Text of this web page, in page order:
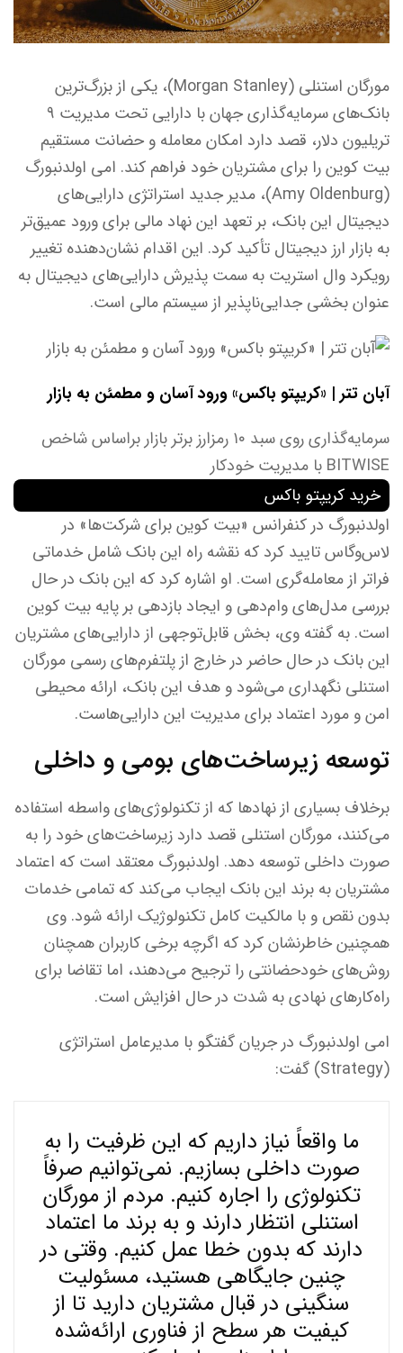
مورگان استنلی (Morgan Stanley)، یکی از بزرگ‌ترین
بانک‌های سرمایه‌گذاری جهان با دارایی تحت مدیریت ۹
تریلیون دلار، قصد دارد امکان معامله و حضانت مستقیم
بیت کوین را برای مشتریان خود فراهم کند. امی اولدنبورگ
(Amy Oldenburg)، مدیر جدید استراتژی دارایی‌های
دیجیتال این بانک، بر تعهد این نهاد مالی برای ورود عمیق‌تر
به بازار ارز دیجیتال تأکید کرد. این اقدام نشان‌دهنده تغییر
رویکرد وال استریت به سمت پذیرش دارایی‌های دیجیتال به
عنوان بخشی جدایی‌ناپذیر از سیستم مالی است.
آبان تتر | «کریپتو باکس» ورود آسان و مطمئن به بازار
سرمایه‌گذاری روی سبد ۱۰ رمزارز برتر بازار براساس شاخص
BITWISE با مدیریت خودکار
خرید کریپتو باکس
اولدنبورگ در کنفرانس «بیت کوین برای شرکت‌ها» در
لاس‌وگاس تایید کرد که نقشه راه این بانک شامل خدماتی
فراتر از معامله‌گری است. او اشاره کرد که این بانک در حال
بررسی مدل‌های وام‌دهی و ایجاد بازدهی بر پایه بیت کوین
است. به گفته وی، بخش قابل‌توجهی از دارایی‌های مشتریان
این بانک در حال حاضر در خارج از پلتفرم‌های رسمی مورگان
استنلی نگهداری می‌شود و هدف این بانک، ارائه محیطی
امن و مورد اعتماد برای مدیریت این دارایی‌هاست.
توسعه زیرساخت‌های بومی و داخلی
برخلاف بسیاری از نهادها که از تکنولوژی‌های واسطه استفاده
می‌کنند، مورگان استنلی قصد دارد زیرساخت‌های خود را به
صورت داخلی توسعه دهد. اولدنبورگ معتقد است که اعتماد
مشتریان به برند این بانک ایجاب می‌کند که تمامی خدمات
بدون نقص و با مالکیت کامل تکنولوژیک ارائه شود. وی
همچنین خاطرنشان کرد که اگرچه برخی کاربران همچنان
روش‌های خودحضانتی را ترجیح می‌دهند، اما تقاضا برای
راه‌کارهای نهادی به شدت در حال افزایش است.
امی اولدنبورگ در جریان گفتگو با مدیرعامل استراتژی
(Strategy) گفت:
ما واقعاً نیاز داریم که این ظرفیت را به
صورت داخلی بسازیم. نمی‌توانیم صرفاً
تکنولوژی را اجاره کنیم. مردم از مورگان
استنلی انتظار دارند و به برند ما اعتماد
دارند که بدون خطا عمل کنیم. وقتی در
چنین جایگاهی هستید، مسئولیت
سنگینی در قبال مشتریان دارید تا از
کیفیت هر سطح از فناوری ارائه‌شده